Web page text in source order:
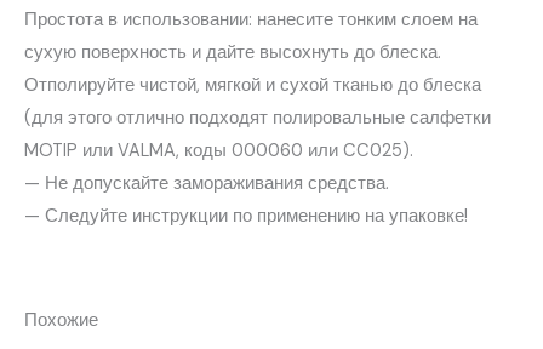
Простота в использовании: нанесите тонким слоем на
сухую поверхность и дайте высохнуть до блеска.
Отполируйте чистой, мягкой и сухой тканью до блеска
(для этого отлично подходят полировальные салфетки
MOTIP или VALMA, коды 000060 или CC025).
— Не допускайте замораживания средства.
— Следуйте инструкции по применению на упаковке!
Похожие